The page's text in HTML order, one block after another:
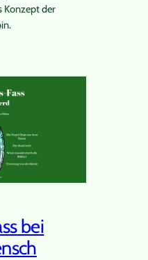
Konzept der
bei